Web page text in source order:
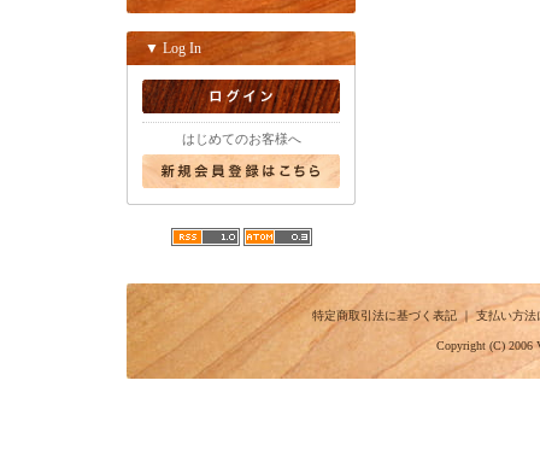
▼ Log In
はじめてのお客様へ
特定商取引法に基づく表記｜支払い方法
Copyright (C) 2006